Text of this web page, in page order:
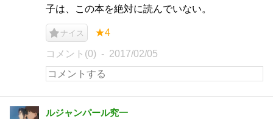
子は、この本を絶対に読んでいない。
ナイス ★4
コメント(0) 2017/02/05
ルジャンパール究一